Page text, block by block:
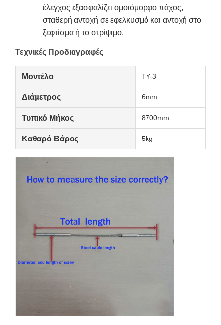
έλεγχος εξασφαλίζει ομοιόμορφο πάχος,
σταθερή αντοχή σε εφελκυσμό και αντοχή στο
ξεφτίσμα ή το στρίψιμο.
Τεχνικές Προδιαγραφές
Μοντέλο TY-3
Διάμετρος 6mm
Τυπικό Μήκος 8700mm
Καθαρό Βάρος 5kg